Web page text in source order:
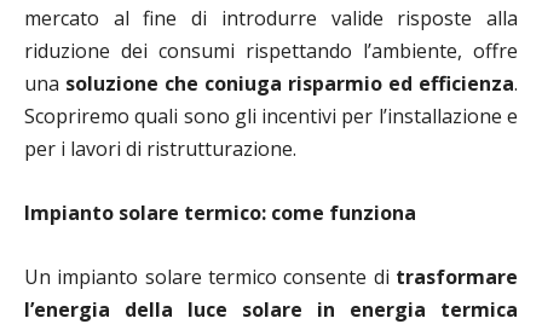
mercato al fine di introdurre valide risposte alla
riduzione dei consumi rispettando l’ambiente, offre
una soluzione che coniuga risparmio ed efficienza.
Scopriremo quali sono gli incentivi per l’installazione e
per i lavori di ristrutturazione.
Impianto solare termico: come funziona
Un impianto solare termico consente di trasformare
l’energia della luce solare in energia termica